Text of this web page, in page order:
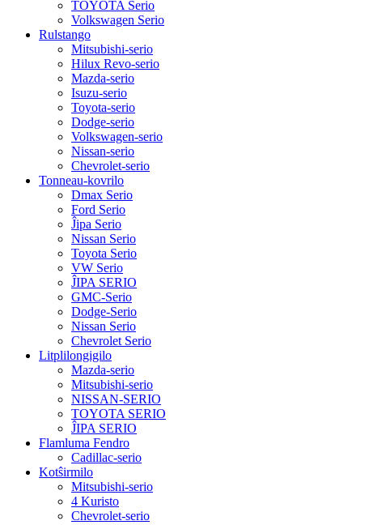
TOYOTA Serio
Volkswagen Serio
Rulstango
Mitsubishi-serio
Hilux Revo-serio
Mazda-serio
Isuzu-serio
Toyota-serio
Dodge-serio
Volkswagen-serio
Nissan-serio
Chevrolet-serio
Tonneau-kovrilo
Dmax Serio
Ford Serio
Ĵipa Serio
Nissan Serio
Toyota Serio
VW Serio
ĴIPA SERIO
GMC-Serio
Dodge-Serio
Nissan Serio
Chevrolet Serio
Litplilongigilo
Mazda-serio
Mitsubishi-serio
NISSAN-SERIO
TOYOTA SERIO
ĴIPA SERIO
Flamluma Fendro
Cadillac-serio
Kotŝirmilo
Mitsubishi-serio
4 Kuristo
Chevrolet-serio